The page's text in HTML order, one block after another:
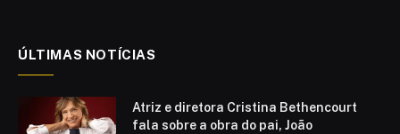
ÚLTIMAS NOTÍCIAS
Atriz e diretora Cristina Bethencourt
fala sobre a obra do pai, João